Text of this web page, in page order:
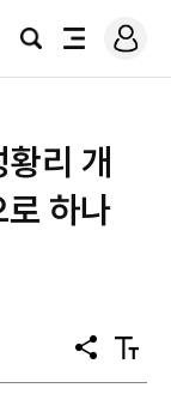
검
전
로
그
리 개
하나
공
유
텍
스